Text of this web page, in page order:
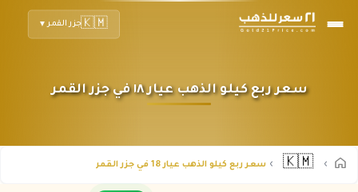
🇰🇲جزر القمر▼
سعر ربع كيلو الذهب عيار ١٨ في جزر القمر
🇰🇲 سعر ربع كيلو الذهب عيار 18 في جزر القمر